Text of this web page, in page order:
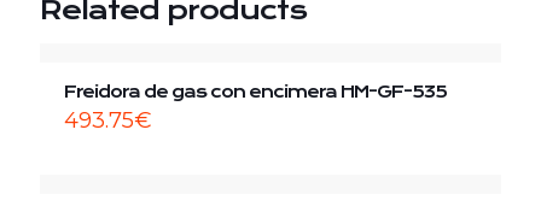
Related products
Freidora de gas con encimera HM-GF-535
493.75€